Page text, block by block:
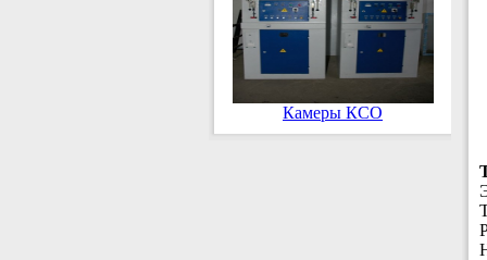
Камеры КСО